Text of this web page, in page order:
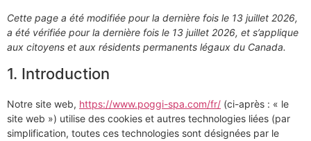
Cette page a été modifiée pour la dernière fois le 13 juillet 2026,
a été vérifiée pour la dernière fois le 13 juillet 2026, et s’applique
aux citoyens et aux résidents permanents légaux du Canada.
1. Introduction
Notre site web, https://www.poggi-spa.com/fr/ (ci-après : « le
site web ») utilise des cookies et autres technologies liées (par
simplification, toutes ces technologies sont désignées par le